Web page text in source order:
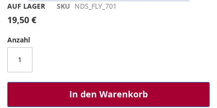
Zum
Anfang
der
springen
AUF LAGER SKU NDS_FLY_701
19,50 €
Anzahl
In den Warenkorb